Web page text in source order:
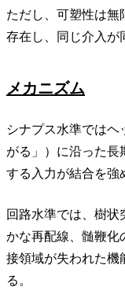
ただし、可塑性は無
存在し、同じ介入が
メカニズム
シナプス水準ではヘ
がる」）に沿った長
する入力が結合を強
回路水準では、樹
かな再配線、髄鞭化
接領域が失われた機
る。